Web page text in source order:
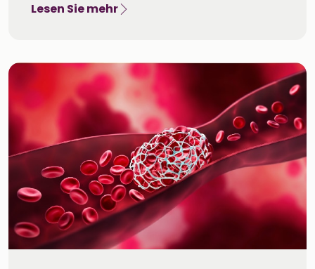
Lesen Sie mehr